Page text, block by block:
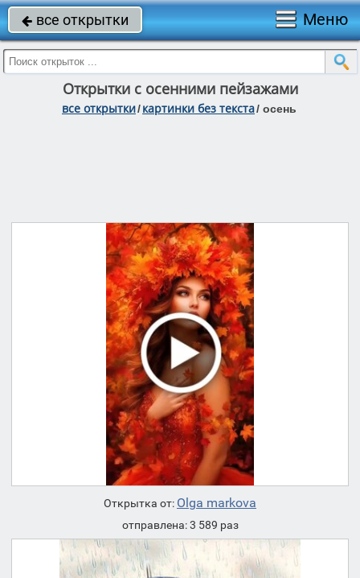
 все открытки Меню
Открытки с осенними пейзажами
все открытки/картинки без текста/ осень
Открытка от: Olga markova
отправлена: 3 589 раз